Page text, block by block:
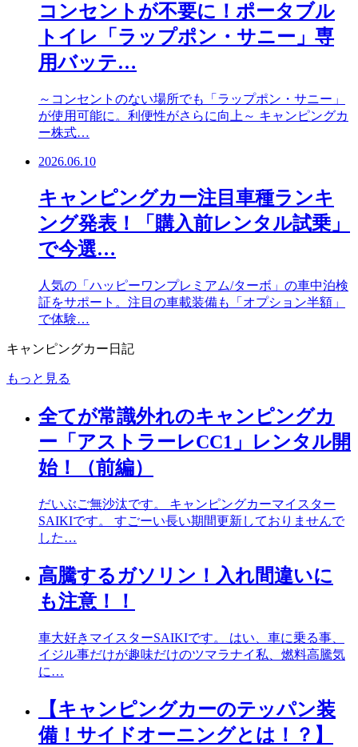
コンセントが不要に！ポータブル
トイレ「ラップポン・サニー」専
用バッテ…
～コンセントのない場所でも「ラップポン・サニー」
が使用可能に。利便性がさらに向上～ キャンピングカ
ー株式…
2026.06.10
キャンピングカー注目車種ランキ
ング発表！「購入前レンタル試乗」
で今選…
人気の「ハッピーワンプレミアム/ターボ」の車中泊検
証をサポート。注目の車載装備も「オプション半額」
で体験…
キャンピングカー日記
もっと見る
全てが常識外れのキャンピングカ
ー「アストラーレCC1」レンタル開
始！（前編）
だいぶご無沙汰です。 キャンピングカーマイスター
SAIKIです。 すごーい長い期間更新しておりませんで
した…
高騰するガソリン！入れ間違いに
も注意！！
車大好きマイスターSAIKIです。 はい、車に乗る事、
イジル事だけが趣味だけのツマラナイ私、燃料高騰気
に…
【キャンピングカーのテッパン装
備！サイドオーニングとは！？】